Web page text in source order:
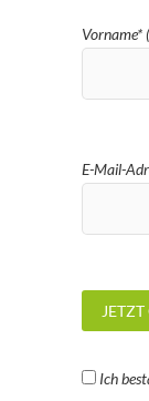
Vorname*
E-Mail-
Ich